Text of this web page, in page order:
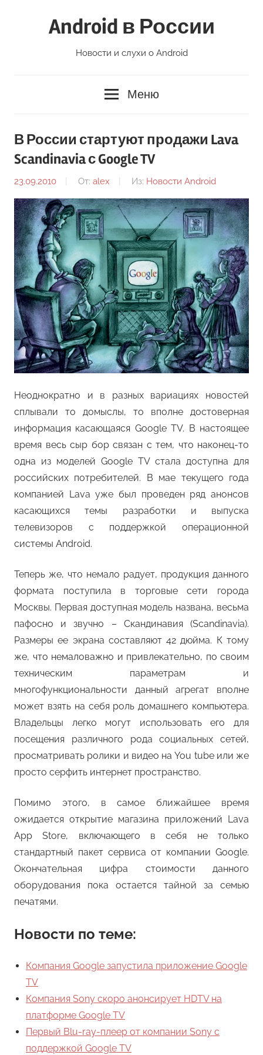
Android в России
Новости и слухи о Android
Меню
В России стартуют продажи Lava
Scandinavia с Google TV
23.09.2010 От: alex Из: Новости Android
Неоднократно и в разных вариациях новостей
сплывали то домыслы, то вполне достоверная
информация касающаяся Google TV. В настоящее
время весь сыр бор связан с тем, что наконец-то
одна из моделей Google TV стала доступна для
российских потребителей. В мае текущего года
компанией Lava уже был проведен ряд анонсов
касающихся темы разработки и выпуска
телевизоров с поддержкой операционной
системы Android.
Теперь же, что немало радует, продукция данного
формата поступила в торговые сети города
Москвы. Первая доступная модель названа, весьма
пафосно и звучно – Скандинавия (Scandinavia).
Размеры ее экрана составляют 42 дюйма. К тому
же, что немаловажно и привлекательно, по своим
техническим параметрам и
многофункциональности данный агрегат вполне
может взять на себя роль домашнего компьютера.
Владельцы легко могут использовать его для
посещения различного рода социальных сетей,
просматривать ролики и видео на You tubе или же
просто серфить интернет пространство.
Помимо этого, в самое ближайшее время
ожидается открытие магазина приложений Lava
App Store, включающего в себя не только
стандартный пакет сервиса от компании Google.
Окончательная цифра стоимости данного
оборудования пока остается тайной за семью
печатями.
Новости по теме:
Компания Google запустила приложение Google
TV
Компания Sony скоро анонсирует HDTV на
платформе Google TV
Первый Blu-ray-плеер от компании Sony с
поддержкой Google TV